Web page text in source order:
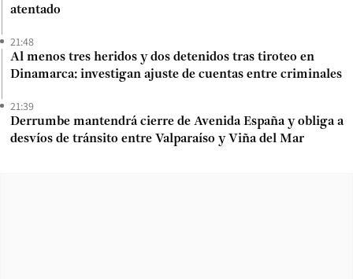
atentado
21:48
Al menos tres heridos y dos detenidos tras tiroteo en
Dinamarca: investigan ajuste de cuentas entre criminales
21:39
Derrumbe mantendrá cierre de Avenida España y obliga a
desvíos de tránsito entre Valparaíso y Viña del Mar